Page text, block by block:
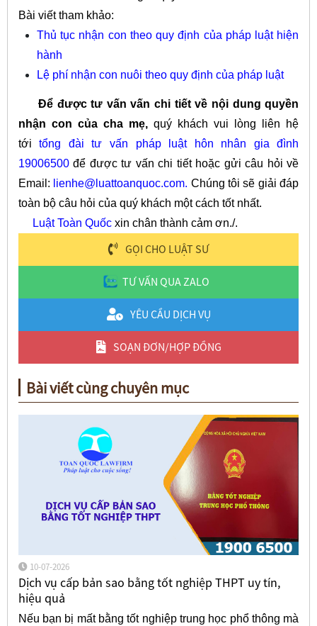
Bài viết tham khảo:
Thủ tục nhận con theo quy định của pháp luật hiện
hành
Lệ phí nhận con nuôi theo quy định của pháp luật
Để được tư vấn vấn chi tiết về nội dung quyền
nhận con của cha mẹ, quý khách vui lòng liên hệ
tớitổng đài tư vấn pháp luật hôn nhân gia đình
19006500để được tư vấn chi tiết hoặc gửi câu hỏi về
Email: lienhe@luattoanquoc.com. Chúng tôi sẽ giải đáp
toàn bộ câu hỏi của quý khách một cách tốt nhất.
Luật Toàn Quốcxin chân thành cảm ơn./.
GỌI CHO LUẬT SƯ
TƯ VẤN QUA ZALO
YÊU CẦU DỊCH VỤ
SOẠN ĐƠN/HỢP ĐỒNG
Bài viết cùng chuyên mục
10-07-2026
Dịch vụ cấp bản sao bằng tốt nghiệp THPT uy tín,
hiệu quả
Nếu bạn bị mất bằng tốt nghiệp trung học phổ thông mà